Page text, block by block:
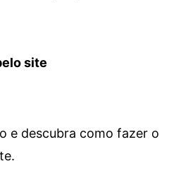
site
e descubra como fazer o